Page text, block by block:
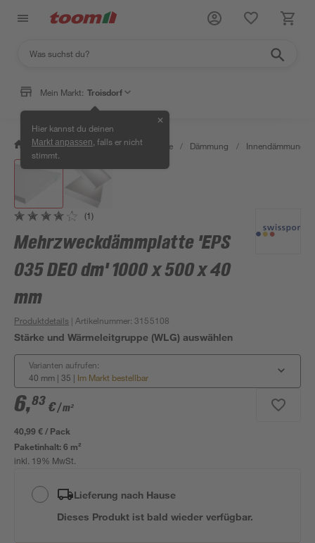
Mein Markt: Troisdorf
Hier kannst du deinen
Markt anpassen , falls er nicht
stimmt.
✕
/ Bauen & Renovieren / Baustoffe / Dämmung / Innendämmung
(1)
Mehrzweckdämmplatte 'EPS
035 DEO dm' 1000 x 500 x 40
mm
Produktdetails | Artikelnummer:3155108
Stärke und Wärmeleitgruppe (WLG) auswählen
Varianten aufrufen:
40 mm | 35 | Im Markt bestellbar
6,83 €/ m²
40,99 € / Pack
Paketinhalt:6 m²
inkl. 19% MwSt.
Lieferung nach Hause
Dieses Produkt ist bald wieder verfügbar.